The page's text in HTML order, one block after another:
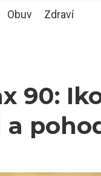
Obuv Zdraví
90:
a